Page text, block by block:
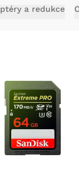
a redukce